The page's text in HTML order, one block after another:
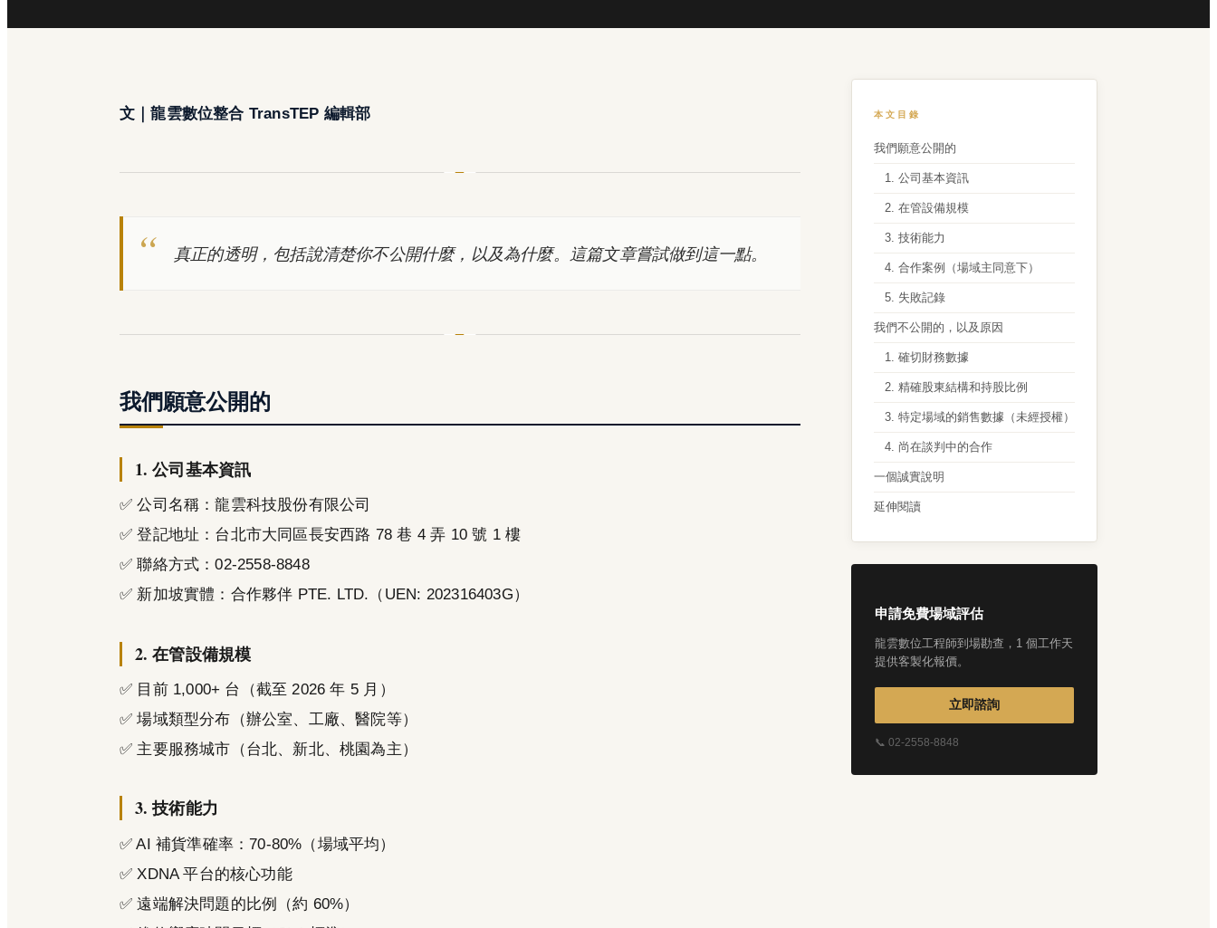
文｜龍雲數位整合 TransTEP 編輯部
真正的透明，包括說清楚你不公開什麼，以及為什麼。這篇文章嘗試做到這一點。
我們願意公開的
1. 公司基本資訊
✅ 公司名稱：龍雲科技股份有限公司
✅ 登記地址：台北市大同區長安西路 78 巷 4 弄 10 號 1 樓
✅ 聯絡方式：02-2558-8848
✅ 新加坡實體：合作夥伴 PTE. LTD.（UEN: 202316403G）
2. 在管設備規模
✅ 目前 1,000+ 台（截至 2026 年 5 月）
✅ 場域類型分布（辦公室、工廠、醫院等）
✅ 主要服務城市（台北、新北、桃園為主）
3. 技術能力
✅ AI 補貨準確率：70-80%（場域平均）
✅ XDNA 平台的核心功能
✅ 遠端解決問題的比例（約 60%）
本文目錄
我們願意公開的
1. 公司基本資訊
2. 在管設備規模
3. 技術能力
4. 合作案例（場域主同意下）
5. 失敗記錄
我們不公開的，以及原因
1. 確切財務數據
2. 精確股東結構和持股比例
3. 特定場域的銷售數據（未經授權）
4. 尚在談判中的合作
一個誠實說明
延伸閱讀
申請免費場域評估
龍雲數位工程師到場勘查，1 個工作天
提供客製化報價。
立即諮詢
📞 02-2558-8848